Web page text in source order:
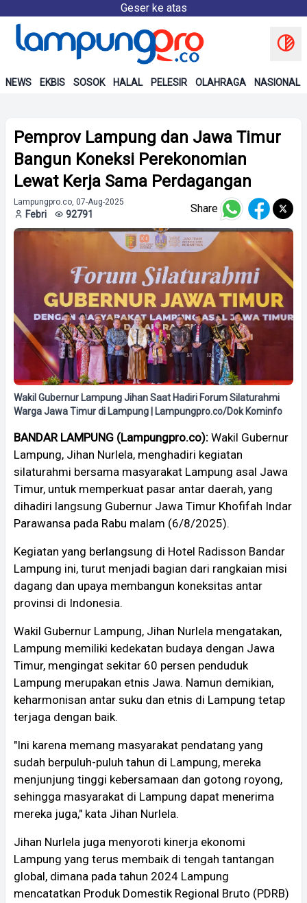
Geser ke atas
NEWS EKBIS SOSOK HALAL PELESIR OLAHRAGA NASIONAL
Pemprov Lampung dan Jawa Timur
Bangun Koneksi Perekonomian
Lewat Kerja Sama Perdagangan
Lampungpro.co, 07-Aug-2025
Febri 92791 Share
Wakil Gubernur Lampung Jihan Saat Hadiri Forum Silaturahmi
Warga Jawa Timur di Lampung | Lampungpro.co/Dok Kominfo
BANDAR LAMPUNG (Lampungpro.co): Wakil Gubernur
Lampung, Jihan Nurlela, menghadiri kegiatan
silaturahmi bersama masyarakat Lampung asal Jawa
Timur, untuk memperkuat pasar antar daerah, yang
dihadiri langsung Gubernur Jawa Timur Khofifah Indar
Parawansa pada Rabu malam (6/8/2025).
Kegiatan yang berlangsung di Hotel Radisson Bandar
Lampung ini, turut menjadi bagian dari rangkaian misi
dagang dan upaya membangun koneksitas antar
provinsi di Indonesia.
Wakil Gubernur Lampung, Jihan Nurlela mengatakan,
Lampung memiliki kedekatan budaya dengan Jawa
Timur, mengingat sekitar 60 persen penduduk
Lampung merupakan etnis Jawa. Namun demikian,
keharmonisan antar suku dan etnis di Lampung tetap
terjaga dengan baik.
"Ini karena memang masyarakat pendatang yang
sudah berpuluh-puluh tahun di Lampung, mereka
menjunjung tinggi kebersamaan dan gotong royong,
sehingga masyarakat di Lampung dapat menerima
mereka juga," kata Jihan Nurlela.
Jihan Nurlela juga menyoroti kinerja ekonomi
Lampung yang terus membaik di tengah tantangan
global, dimana pada tahun 2024 Lampung
mencatatkan Produk Domestik Regional Bruto (PDRB)